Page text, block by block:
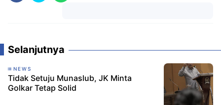
Selanjutnya
NEWS
Tidak Setuju Munaslub, JK Minta
Golkar Tetap Solid